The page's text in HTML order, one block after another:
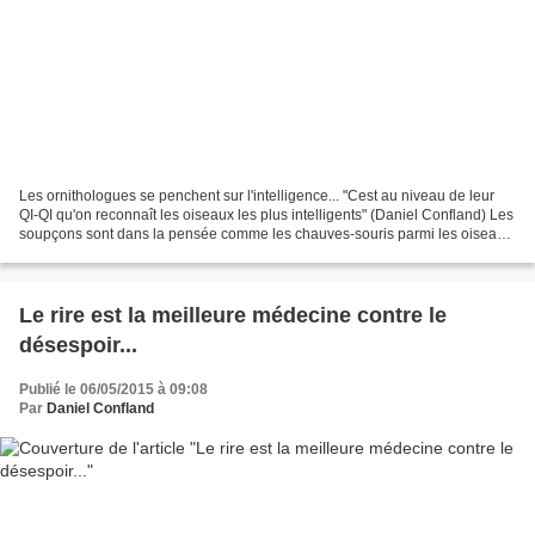
Les ornithologues se penchent sur l'intelligence... "Cest au niveau de leur
QI-QI qu'on reconnaît les oiseaux les plus intelligents" (Daniel Confland) Les
soupçons sont dans la pensée comme les chauves-souris parmi les oiseaux.
Le rire est la meilleure médecine contre le
désespoir...
Publié le 06/05/2015 à 09:08
Par Daniel Confland